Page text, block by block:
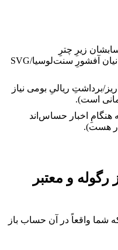
زیرِ چترِ
ASIC/CySEC است — نهادِ ایرانیان آفشورِ سنت‌لوسیا/SVG
برداشتِ ریالیِ بومی نیاز
است).
هنگامِ اخبار حساس‌اند
هست).
و معتبر
شما واقعاً در آن حساب باز